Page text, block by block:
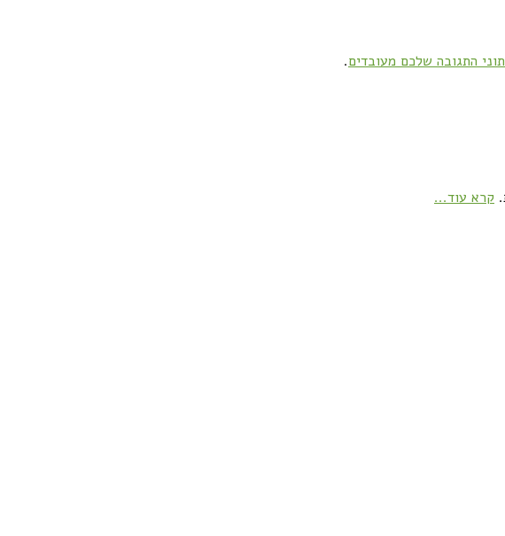
התגובה שלכם מעובדים.
קרא עוד...